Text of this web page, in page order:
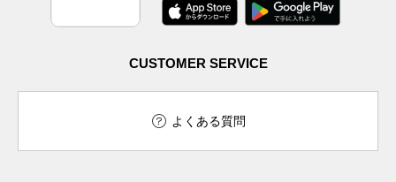
CUSTOMER SERVICE
よくある質問